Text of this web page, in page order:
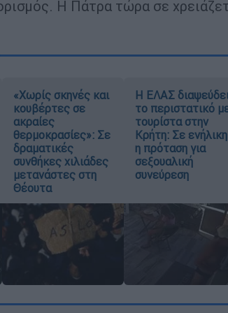
Η Πάτρα τώρα σε
«Χωρίς σκηνές και
κουβέρτες σε
ακραίες
θερμοκρασίες»: Σε
δραματικές
συνθήκες χιλιάδες
μετανάστες στη
Θέουτα
Η ΕΛΑΣ
το περιστατικό
τουρίστα στην
Κρήτη: Σε ενήλικη
η πρόταση για
σεξουαλική
συνεύρεση